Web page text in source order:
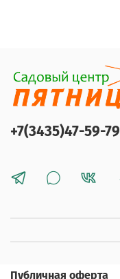
+7(3435)47-59-79
Публичная оферта